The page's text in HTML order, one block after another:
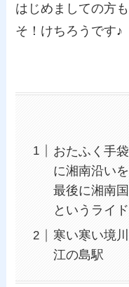
はじめましての方
そ！けちろうです♪
おたふく手
に湘南沿い
最後に湘南
というライ
寒い寒い境
江の島駅